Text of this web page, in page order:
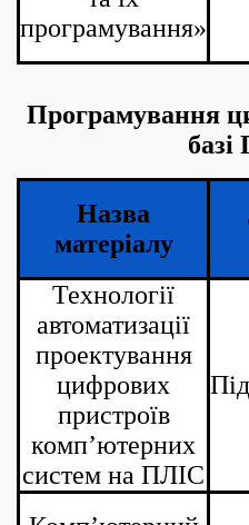
програмування»
Програмування
Назва
матеріалу
Технології
автоматизації
проектування
цифрових
пристроїв
комп’ютерних
систем на ПЛІС